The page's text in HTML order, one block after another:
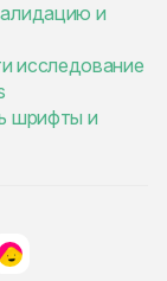
и
исследование
шрифты и